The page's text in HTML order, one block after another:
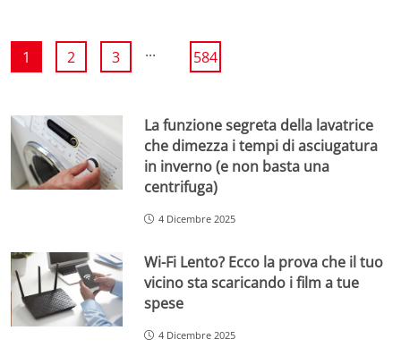
1 2 3 ... 584
La funzione segreta della lavatrice
che dimezza i tempi di asciugatura
in inverno (e non basta una
centrifuga)
4 Dicembre 2025
Wi-Fi Lento? Ecco la prova che il tuo
vicino sta scaricando i film a tue
spese
4 Dicembre 2025